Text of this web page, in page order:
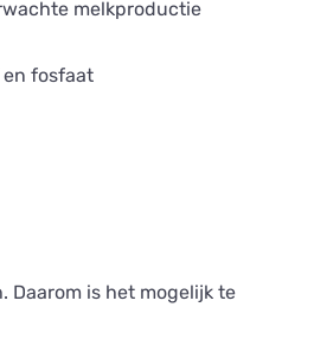
melkproductie
fosfaat
Daarom is het mogelijk te